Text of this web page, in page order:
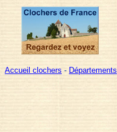
Accueil clochers - Départements